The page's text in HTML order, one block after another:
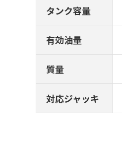
タンク容量
有効油量
質量
対応ジャッキ